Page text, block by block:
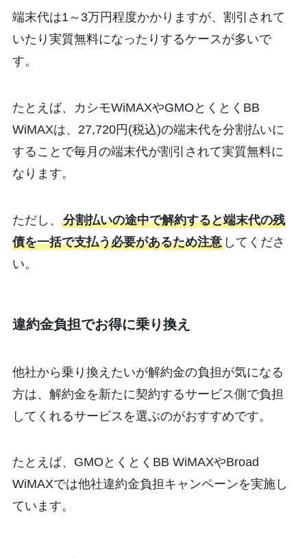
端末代は1～3万円程度かかりますが、割引されて
いたり実質無料になったりするケースが多いで
す。
たとえば、カシモWiMAXやGMOとくとくBB
WiMAXは、27,720円(税込)の端末代を分割払いに
することで毎月の端末代が割引されて実質無料に
なります。
ただし、 分割払いの途中で解約すると端末代の残
債を一括で支払う必要があるため注意してくださ
い。
違約金負担でお得に乗り換え
他社から乗り換えたいが解約金の負担が気になる
方は、解約金を新たに契約するサービス側で負担
してくれるサービスを選ぶのがおすすめです。
たとえば、GMOとくとくBB WiMAXやBroad
WiMAXでは他社違約金負担キャンペーンを実施し
ています。